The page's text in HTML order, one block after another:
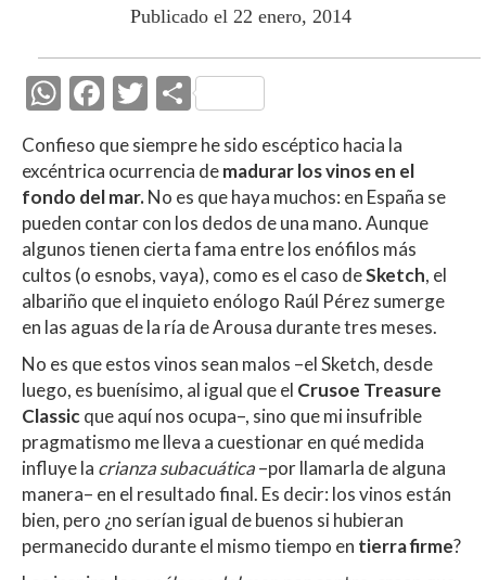
Publicado el 22 enero, 2014
W
h
at
s
A
p
p
F
e
b
o
o
k
T
itt
er
C
o
m
p
ar
ti
r
Confieso que siempre he sido escéptico hacia la
excéntrica ocurrencia demadurar los vinos en el
fondo del mar.No es que haya muchos: en España se
pueden contar con los dedos de una mano. Aunque
algunos tienen cierta fama entre los enófilos más
cultos (o esnobs, vaya), como es el caso deSketch, el
albariño que el inquieto enólogo Raúl Pérez sumerge
en las aguas de la ría de Arousa durante tres meses.
No es que estos vinos sean malos –el Sketch, desde
luego, es buenísimo, al igual que el Crusoe Treasure
Classicque aquí nos ocupa–, sino que mi insufrible
pragmatismo me lleva a cuestionar en qué medida
influye la crianza subacuática–por llamarla de alguna
manera– en el resultado final. Es decir: los vinos están
bien, pero ¿no serían igual de buenos si hubieran
permanecido durante el mismo tiempo en tierra firme?